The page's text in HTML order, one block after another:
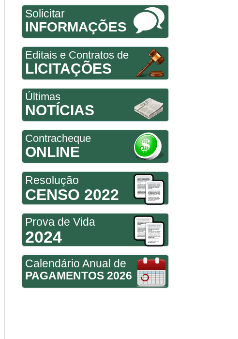
Solicitar
INFORMAÇÕES
Editais e Contratos de
LICITAÇÕES
Últimas
NOTÍCIAS
Contracheque
ONLINE
Resolução
CENSO 2022
Prova de Vida
2024
Calendário Anual de
PAGAMENTOS 2026